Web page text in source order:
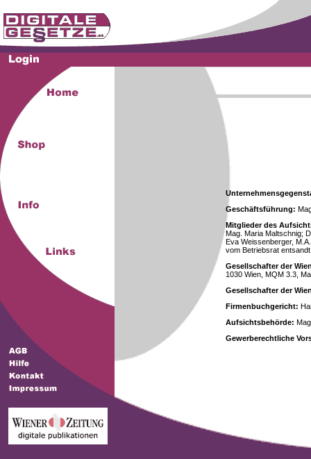
Geschäftsführung:
Mitglieder des
Mag. Maria Maltschnig;
Eva Weissenberger,
vom Betriebsrat
Gesellschafter der
1030 Wien, MQM 3.3,
Gesellschafter der
Firmenbuchgericht:
Aufsichtsbehörde:
Gewerberechtliche